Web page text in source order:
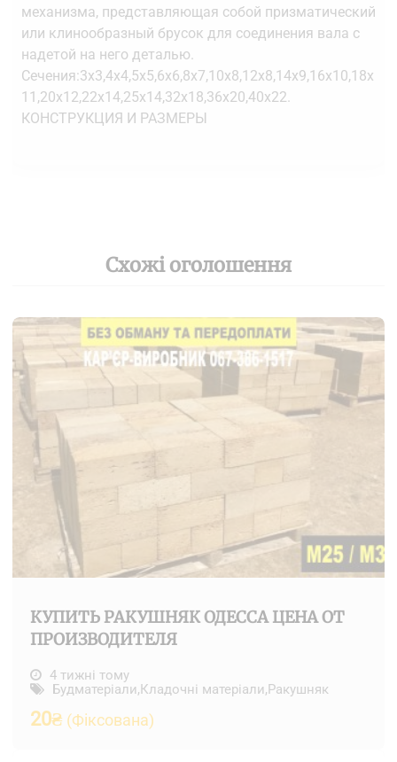
механизма, представляющая собой призматический
или клинообразный брусок для соединения вала с
надетой на него деталью.
Сечения:3х3,4х4,5х5,6х6,8х7,10х8,12х8,14х9,16х10,18х
11,20х12,22х14,25х14,32х18,36х20,40х22.
КОНСТРУКЦИЯ И РАЗМЕРЫ
Схожі оголошення
КУПИТЬ РАКУШНЯК ОДЕССА ЦЕНА ОТ
ПРОИЗВОДИТЕЛЯ
4 тижні тому
Будматеріали,Кладочні матеріали,Ракушняк
20₴ (Фіксована)